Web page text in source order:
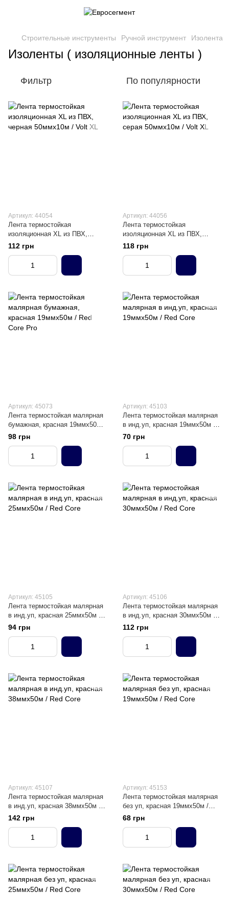
Строительные инструменты Ручной инструмент Изолента
Изоленты ( изоляционные ленты )
Фильтр По популярности
Артикул: 44054
Лента термостойкая
изоляционная XL из ПВХ,
черная 50ммх10м / Volt XL
112 грн
Артикул: 44056
Лента термостойкая
изоляционная XL из ПВХ,
серая 50ммх10м / Volt XL
118 грн
Артикул: 45073
Лента термостойкая малярная
бумажная, красная 19ммх50м /
Red Core Pro
98 грн
Артикул: 45103
Лента термостойкая малярная
в инд.уп, красная 19ммх50м /
Red Core
70 грн
Артикул: 45105
Лента термостойкая малярная
в инд.уп, красная 25ммх50м /
Red Core
94 грн
Артикул: 45106
Лента термостойкая малярная
в инд.уп, красная 30ммх50м /
Red Core
112 грн
Артикул: 45107
Лента термостойкая малярная
в инд.уп, красная 38ммх50м /
Red Core
142 грн
Артикул: 45153
Лента термостойкая малярная
без уп, красная 19ммх50м /
Red Core
68 грн